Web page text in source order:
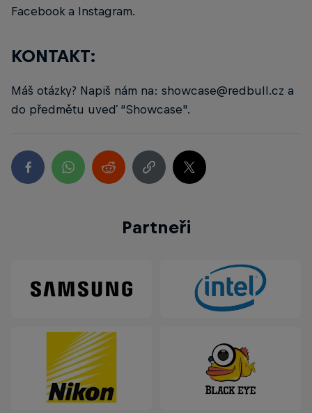
Facebook a Instagram.
KONTAKT:
Máš otázky? Napiš nám na: showcase@redbull.cz a
do předmětu uveď “Showcase".
Partneři